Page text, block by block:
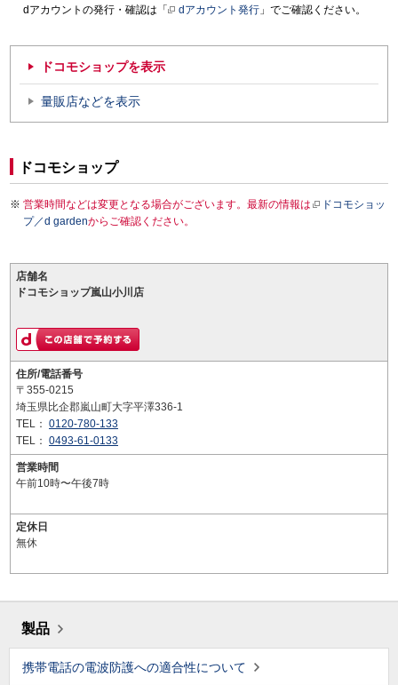
dアカウントの発行・確認は「
dアカウント発行 」でご確認ください。
ドコモショップを表示
量販店などを表示
ドコモショップ
営業時間などは変更となる場合がございます。最新の情報は
ドコモショッ
プ／d gardenからご確認ください。
店舗名
ドコモショップ嵐山小川店
住所/電話番号
〒355-0215
埼玉県比企郡嵐山町大字平澤336-1
TEL： 0120-780-133
TEL： 0493-61-0133
営業時間
午前10時〜午後7時
定休日
無休
製品
携帯電話の電波防護への適合性について